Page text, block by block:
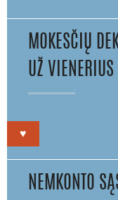
MOKESČIŲ
UŽ VIENERIUS
♥
NEMKONTO